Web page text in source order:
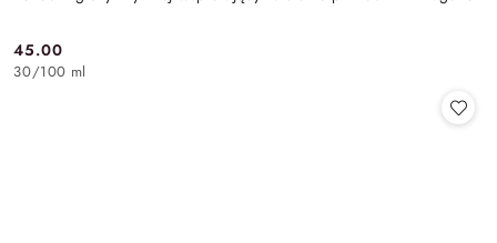
Cena:
45.00
30/100 ml